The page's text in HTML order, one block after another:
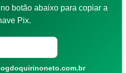
botão abaixo para copiar a
Pix.